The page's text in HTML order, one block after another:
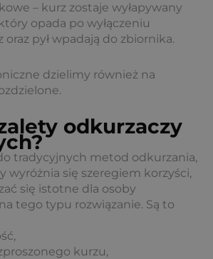
– kurz zostaje wyłapywany
opada po wyłączeniu
oraz pył wpadają do zbiornika.
dzielimy również na
odkurzaczy
tradycyjnych metod odkurzania,
wyróżnia się szeregiem korzyści,
się istotne dla osoby
tego typu rozwiązanie. Są to
kurzu,